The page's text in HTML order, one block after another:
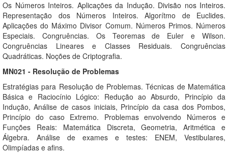
Os Números Inteiros. Aplicações da Indução. Divisão nos Inteiros.
Representação dos Números Inteiros. Algorítmo de Euclides.
Aplicações do Máximo Divisor Comum. Números Primos. Números
Especiais. Congruências. Os Teoremas de Euler e Wilson.
Congruências Lineares e Classes Residuais. Congruências
Quadráticas. Noções de Criptografia.
MN021 - Resolução de Problemas
Estratégias para Resolução de Problemas. Técnicas de Matemática
Básica e Raciocínio Lógico: Redução ao Absurdo, Princípio da
Indução, Análise de casos iniciais, Princípio da casa dos Pombos,
Princípio do caso Extremo. Problemas envolvendo Números e
Funções Reais: Matemática Discreta, Geometria, Aritmética e
Álgebra. Análise de exames e testes: ENEM, Vestibulares,
Olimpíadas e afins.